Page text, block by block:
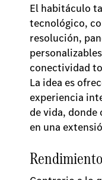
El habitáculo
tecnológico,
resolución,
conectividad
La idea es
experiencia
de vida,
en una